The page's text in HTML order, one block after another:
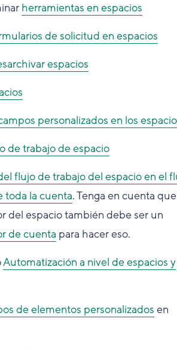
herramientas en espacios
de solicitud en espacios
espacios
personalizados en los
de trabajo de espacio
flujo de trabajo del espacio en el
toda la cuenta. Tenga en cuenta
del espacio también debe ser un
de cuenta para hacer eso.
Automatización a nivel de espacios y
de elementos personalizados en